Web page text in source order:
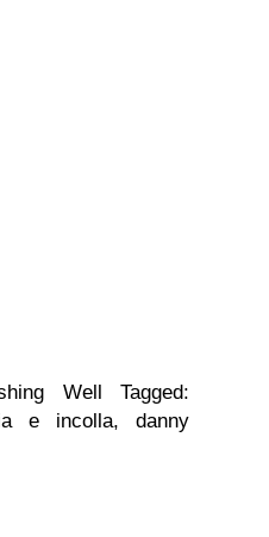
Well Tagged:
e incolla, danny